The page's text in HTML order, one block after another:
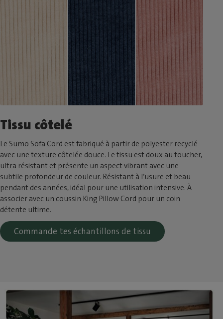
Tissu côtelé
Le Sumo Sofa Cord est fabriqué à partir de polyester recyclé
avec une texture côtelée douce. Le tissu est doux au toucher,
ultra résistant et présente un aspect vibrant avec une
subtile profondeur de couleur. Résistant à l’usure et beau
pendant des années, idéal pour une utilisation intensive. À
associer avec un coussin King Pillow Cord pour un coin
détente ultime.
Commande tes échantillons de tissu